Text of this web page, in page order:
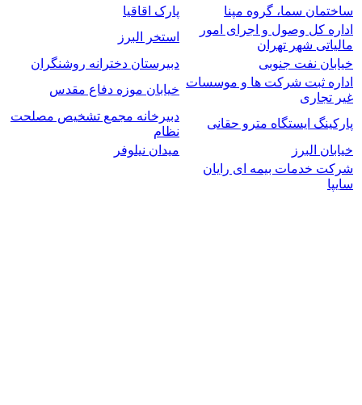
ساختمان سما، گروه مپنا
پارک اقاقیا
اداره کل وصول و اجرای امور
مالیاتی شهر تهران
استخر البرز
خیابان نفت جنوبی
دبیرستان دخترانه روشنگران
اداره ثبت شرکت ها و موسسات
غیر تجاری
خیابان موزه دفاع مقدس
پارکینگ ایستگاه مترو حقانی
دبیرخانه مجمع تشخیص مصلحت
نظام
خیابان البرز
میدان نیلوفر
شرکت خدمات بیمه ای رایان
سایپا